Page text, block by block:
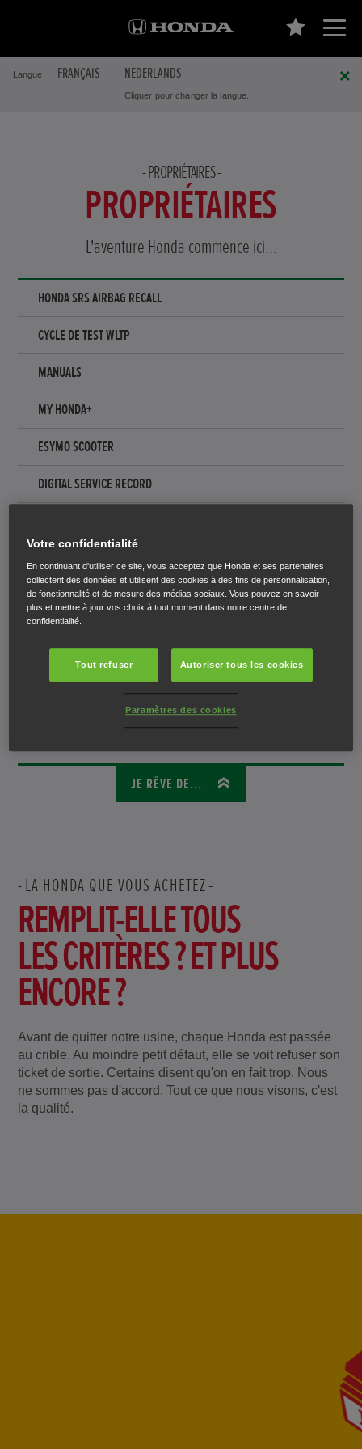
Langue FRANÇAIS NEDERLANDS
Cliquer pour changer la langue.
PROPRIÉTAIRES
PROPRIÉTAIRES
L'aventure Honda commence ici...
HONDA SRS AIRBAG RECALL
CYCLE DE TEST WLTP
MANUALS
MY HONDA+
ESYMO SCOOTER
DIGITAL SERVICE RECORD
ECALL
WINTERCAMPAIGN
JE RÊVE DE...
LA HONDA QUE VOUS ACHETEZ
REMPLIT-ELLE TOUS
LES CRITÈRES ? ET PLUS
ENCORE ?
Avant de quitter notre usine, chaque Honda est passée
au crible. Au moindre petit défaut, elle se voit refuser son
ticket de sortie. Certains disent qu'on en fait trop. Nous
ne sommes pas d'accord. Tout ce que nous visons, c'est
la qualité.
Votre confidentialité
En continuant d'utiliser ce site, vous acceptez que Honda et ses partenaires
collectent des données et utilisent des cookies à des fins de personnalisation,
de fonctionnalité et de mesure des médias sociaux. Vous pouvez en savoir
plus et mettre à jour vos choix à tout moment dans notre centre de
confidentialité.
Tout refuser Autoriser tous les cookies
Paramètres des cookies